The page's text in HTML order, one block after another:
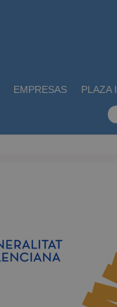
EMPRESAS PLAZA